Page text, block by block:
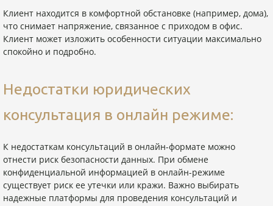
Клиент находится в комфортной обстановке (например, дома),
что снимает напряжение, связанное с приходом в офис.
Клиент может изложить особенности ситуации максимально
спокойно и подробно.
Недостатки юридических
консультация в онлайн режиме:
К недостаткам консультаций в онлайн-формате можно
отнести риск безопасности данных. При обмене
конфиденциальной информацией в онлайн-режиме
существует риск ее утечки или кражи. Важно выбирать
надежные платформы для проведения консультаций и